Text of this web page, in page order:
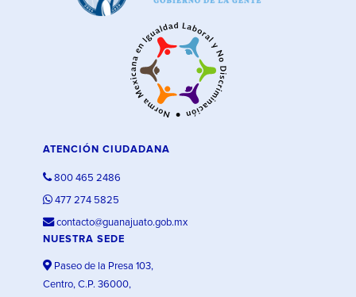
ATENCIÓN CIUDADANA
800 465 2486
477 274 5825
contacto@guanajuato.gob.mx
NUESTRA SEDE
Paseo de la Presa 103,
Centro, C.P. 36000,